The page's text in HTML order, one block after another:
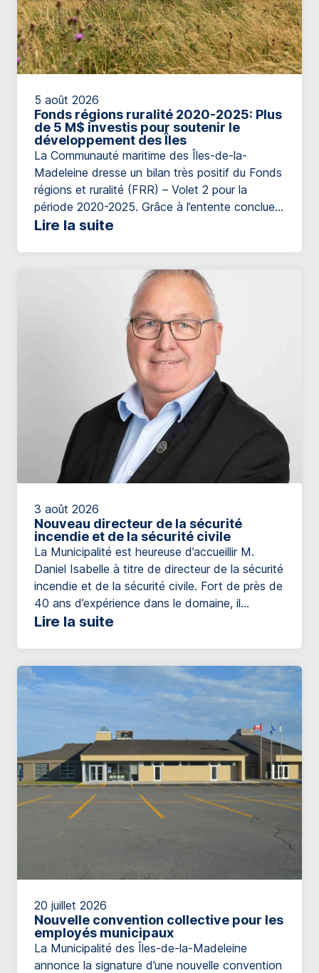
5 août 2026
Fonds régions ruralité 2020-2025: Plus
de 5 M$ investis pour soutenir le
développement des Îles
La Communauté maritime des Îles-de-la-
Madeleine dresse un bilan très positif du Fonds
régions et ruralité (FRR) – Volet 2 pour la
période 2020-2025. Grâce à l’entente conclue
entre le ministère des Affaires municipales et de
investis afin de soutenir le développement local
Lire la suite
3 août 2026
Nouveau directeur de la sécurité
incendie et de la sécurité civile
La Municipalité est heureuse d’accueillir M.
Daniel Isabelle à titre de directeur de la sécurité
incendie et de la sécurité civile. Fort de près de
40 ans d’expérience dans le domaine, il
possède un parcours impressionnant qui
des services de protection incendie. […]
Lire la suite
20 juillet 2026
Nouvelle convention collective pour les
employés municipaux
La Municipalité des Îles-de-la-Madeleine
annonce la signature d’une nouvelle convention